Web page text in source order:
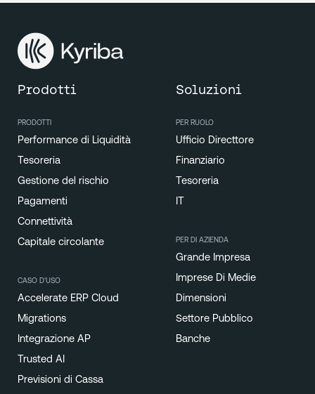
Prodotti
PRODOTTI
Performance di Liquidità
Tesoreria
Gestione del rischio
Pagamenti
Connettività
Capitale circolante
CASO D'USO
Accelerate ERP Cloud
Migrations
Integrazione AP
Trusted AI
Previsioni di Cassa
Soluzioni
PER RUOLO
Ufficio Directtore
Finanziario
Tesoreria
PER DI AZIENDA
Grande Impresa
Imprese Di Medie
Dimensioni
Settore Pubblico
Banche